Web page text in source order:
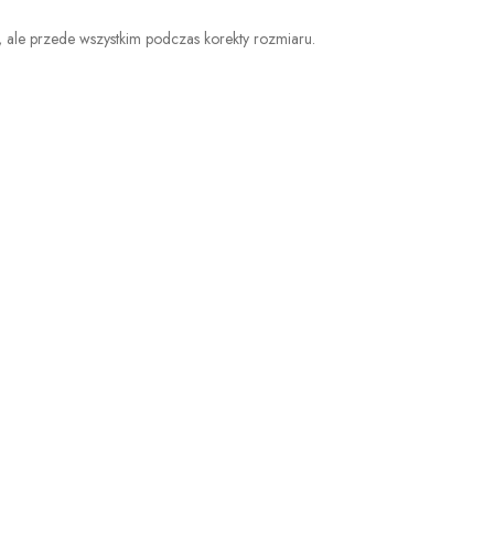
przede wszystkim podczas korekty rozmiaru.